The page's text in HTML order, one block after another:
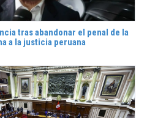
tras abandonar el penal de la
a la justicia peruana